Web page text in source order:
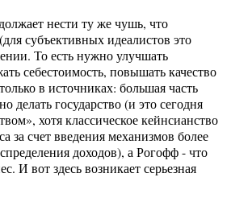
нести ту же чушь, что
субъективных идеалистов это
То есть нужно улучшать
себестоимость, повышать качество
в источниках: большая часть
делать государство (и это сегодня
хотя классическое кейнсианство
за счет введения механизмов более
доходов), а Рогофф - что
И вот здесь возникает серьезная